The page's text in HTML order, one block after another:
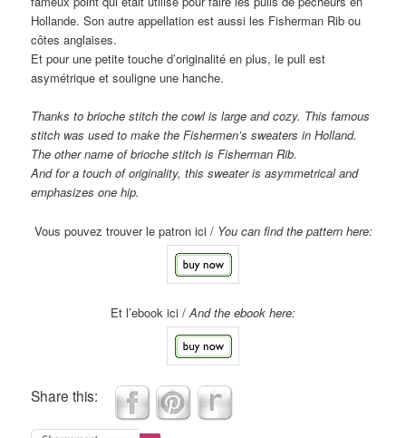
Hollande. Son autre appellation est aussi les Fisherman Rib ou
côtes anglaises.
Et pour une petite touche d’originalité en plus, le pull est
asymétrique et souligne une hanche.
Thanks to brioche stitch the cowlislarge andcozy. This famous
stitch was used to make the Fishermen’s sweaters in Holland.
The other name of brioche stitch is Fisherman Rib.
And for a touch of originality, this sweater is asymmetrical and
emphasizes onehip.
Vous pouvez trouver le patron ici / You can find the pattern here:
Et l’ebook ici /And the ebook here:
Share this: